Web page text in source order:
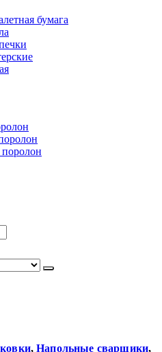
бумага
,Напольные сварщики,